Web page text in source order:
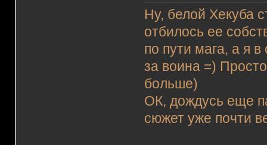
Ну, белой Хекуба
отбилось ее
по пути мага, а я
за воина =)
больше)
ОК, дождусь еще
сюжет уже почти